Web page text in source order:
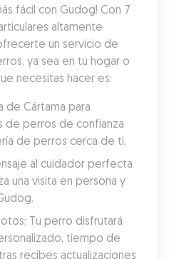
fácil con Gudog! Con 7
altamente
un servicio de
ya sea en tu hogar o
necesitas hacer es:
de Cártama para
de perros de confianza
de perros cerca de ti.
al cuidador perfecta
una visita en persona y
Tu perro disfrutará
tiempo de
recibes actualizaciones